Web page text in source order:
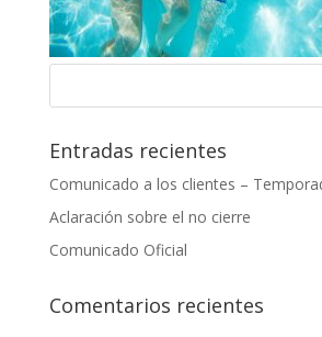
Entradas recientes
Comunicado a los clientes –
Aclaración sobre el no cierre
Comunicado Oficial
Comentarios recientes